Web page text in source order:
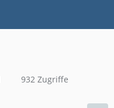
932 Zugriffe